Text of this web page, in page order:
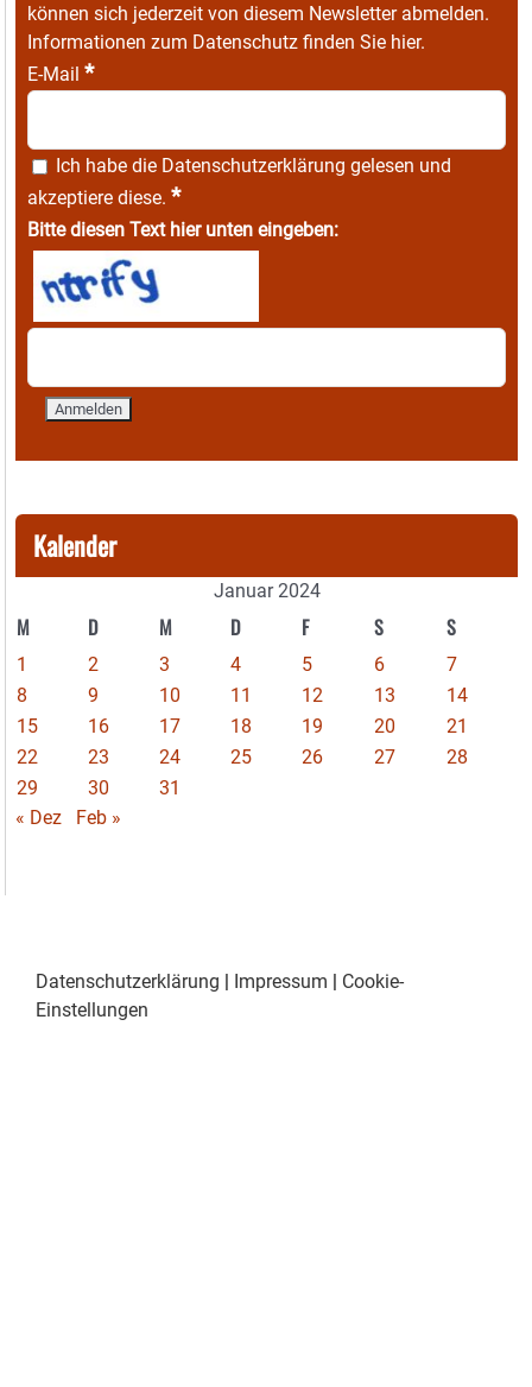
können sich jederzeit von diesem Newsletter abmelden.
Informationen zum Datenschutz finden Sie hier.
E-Mail *
Ich habe die Datenschutzerklärung gelesen und
akzeptiere diese. *
Bitte diesen Text hier unten eingeben:
Kalender
Januar 2024
M D M D F S S
1 2 3 4 5 6
7
8
9 10 11 12 13
14
15
16 17 18 19 20
21
22
23 24 25 26 27
28
29
30
31
« Dez
Feb »
Datenschutzerklärung | Impressum | Cookie-
Einstellungen